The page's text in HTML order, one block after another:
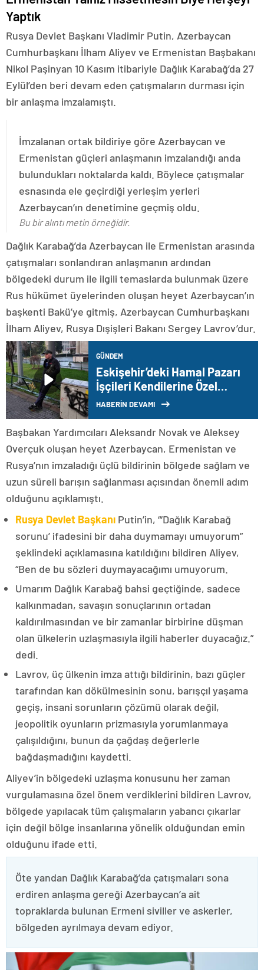
Yaptık
Rusya Devlet Başkanı Vladimir Putin, Azerbaycan
Cumhurbaşkanı İlham Aliyev ve Ermenistan Başbakanı
Nikol Paşinyan 10 Kasım itibariyle Dağlık Karabağ’da 27
Eylül’den beri devam eden çatışmaların durması için
bir anlaşma imzalamıştı.
İmzalanan ortak bildiriye göre Azerbaycan ve
Ermenistan güçleri anlaşmanın imzalandığı anda
bulundukları noktalarda kaldı. Böylece çatışmalar
esnasında ele geçirdiği yerleşim yerleri
Azerbaycan’ın denetimine geçmiş oldu.
Bu bir alıntı metin örneğidir.
Dağlık Karabağ’da Azerbaycan ile Ermenistan arasında
çatışmaları sonlandıran anlaşmanın ardından
bölgedeki durum ile ilgili temaslarda bulunmak üzere
Rus hükümet üyelerinden oluşan heyet Azerbaycan’ın
başkenti Bakü’ye gitmiş, Azerbaycan Cumhurbaşkanı
İlham Aliyev, Rusya Dışişleri Bakanı Sergey Lavrov’dur.
GÜNDEM
Eskişehir’deki Hamal Pazarı
İşçileri Kendilerine Özel
Kıraathane İstiyor
HABERİN DEVAMI
Başbakan Yardımcıları Aleksandr Novak ve Aleksey
Overçuk oluşan heyet Azerbaycan, Ermenistan ve
Rusya’nın imzaladığı üçlü bildirinin bölgede sağlam ve
uzun süreli barışın sağlanması açısından önemli adım
olduğunu açıklamıştı.
Rusya Devlet Başkanı Putin’in, “‘Dağlık Karabağ
sorunu’ ifadesini bir daha duymamayı umuyorum”
şeklindeki açıklamasına katıldığını bildiren Aliyev,
“Ben de bu sözleri duymayacağımı umuyorum.
Umarım Dağlık Karabağ bahsi geçtiğinde, sadece
kalkınmadan, savaşın sonuçlarının ortadan
kaldırılmasından ve bir zamanlar birbirine düşman
olan ülkelerin uzlaşmasıyla ilgili haberler duyacağız.”
dedi.
Lavrov, üç ülkenin imza attığı bildirinin, bazı güçler
tarafından kan dökülmesinin sonu, barışçıl yaşama
geçiş, insani sorunların çözümü olarak değil,
jeopolitik oyunların prizmasıyla yorumlanmaya
çalışıldığını, bunun da çağdaş değerlerle
bağdaşmadığını kaydetti.
Aliyev’in bölgedeki uzlaşma konusunu her zaman
vurgulamasına özel önem verdiklerini bildiren Lavrov,
bölgede yapılacak tüm çalışmaların yabancı çıkarlar
için değil bölge insanlarına yönelik olduğundan emin
olduğunu ifade etti.
Öte yandan Dağlık Karabağ’da çatışmaları sona
erdiren anlaşma gereği Azerbaycan’a ait
topraklarda bulunan Ermeni siviller ve askerler,
bölgeden ayrılmaya devam ediyor.